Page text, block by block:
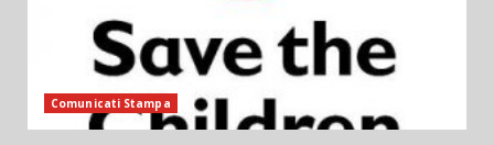
Comunicati Stampa